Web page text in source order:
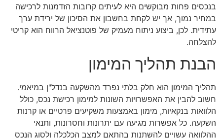
בנכסים פחות מבוקשים היא לעיתים קרובות הזדמנות לרכישה
במחיר נמוך, אך יש לקחת בחשבון את הסיכון של ירידת ערך
עתידית. לכן, ביצוע ניתוח מעמיק של פוטנציאל הרווח הוא קריטי
להצלחה.
הבנת תהליך המימון
תהליך המימון הוא חלק בלתי נפרד מהשקעה בנדל"ן במיאמי.
חשוב להבין את האפשרויות השונות למימון רכישת נכס, כולל
הלוואות בנקאיות, מימון באמצעות משקיעים פרטיים או קרנות
השקעה. כל אפשרות מגיעה עם יתרונות וחסרונות, ותנאי
ההלוואה עשויים להשתנות בהתאם למצב הכלכלה ולסוג הנכס